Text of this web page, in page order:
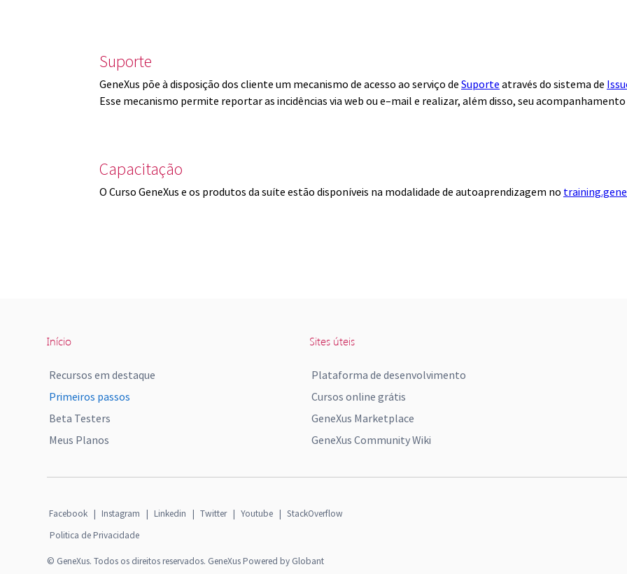
Suporte
GeneXus põe à disposição dos cliente um mecanismo de acesso ao serviço de Suporte através do sistema de
Esse mecanismo permite reportar as incidências via web ou e–mail e realizar, além disso, seu
Capacitação
O Curso GeneXus e os produtos da suíte estão disponíveis na modalidade de autoaprendizagem no
Início
Recursos em destaque
Primeiros passos
Beta Testers
Meus Planos
Sites úteis
Plataforma de desenvolvimento
Cursos online grátis
GeneXus Marketplace
GeneXus Community Wiki
Facebook | Instagram | Linkedin | Twitter | Youtube | StackOverflow
Politica de Privacidade
© GeneXus. Todos os direitos reservados. GeneXus Powered by Globant